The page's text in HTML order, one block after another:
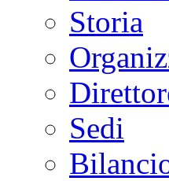
Storia
Sedi